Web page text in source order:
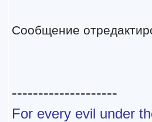
Сообщение
--------------------
For every evil under